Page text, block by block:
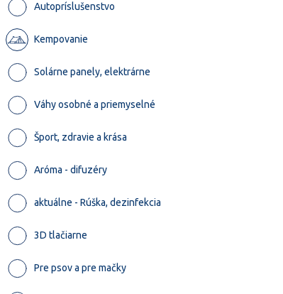
Autopríslušenstvo
Kempovanie
Solárne panely, elektrárne
Váhy osobné a priemyselné
Šport, zdravie a krása
Aróma - difuzéry
aktuálne - Rúška, dezinfekcia
3D tlačiarne
Pre psov a pre mačky